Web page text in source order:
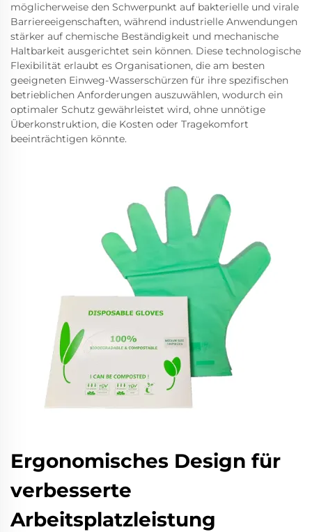
möglicherweise den Schwerpunkt auf bakterielle und virale
Barriereeigenschaften, während industrielle Anwendungen
stärker auf chemische Beständigkeit und mechanische
Haltbarkeit ausgerichtet sein können. Diese technologische
Flexibilität erlaubt es Organisationen, die am besten
geeigneten Einweg-Wasserschürzen für ihre spezifischen
betrieblichen Anforderungen auszuwählen, wodurch ein
optimaler Schutz gewährleistet wird, ohne unnötige
Überkonstruktion, die Kosten oder Tragekomfort
beeinträchtigen könnte.
Ergonomisches Design für
verbesserte
Arbeitsplatzleistung